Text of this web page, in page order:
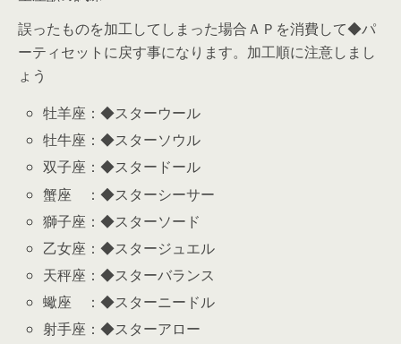
誤ったものを加工してしまった場合ＡＰを消費して◆パ
ーティセットに戻す事になります。加工順に注意しまし
ょう
牡羊座：◆スターウール
牡牛座：◆スターソウル
双子座：◆スタードール
蟹座 ：◆スターシーサー
獅子座：◆スターソード
乙女座：◆スタージュエル
天秤座：◆スターバランス
蠍座 ：◆スターニードル
射手座：◆スターアロー